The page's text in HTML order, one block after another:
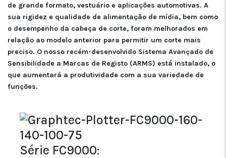
de grande formato, vestuário e aplicações automotivas. A
sua rigidez e qualidade de alimentação de mídia, bem como
o desempenho da cabeça de corte, foram melhorados em
relação ao modelo anterior para permitir um corte mais
preciso. O nosso recém-desenvolvido Sistema Avançado de
Sensibilidade a Marcas de Registo (ARMS) está instalado, o
que aumentará a produtividade com a sua variedade de
funções.
Série FC9000: